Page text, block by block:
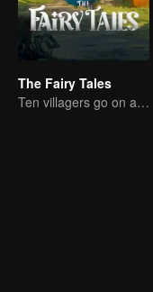
The Fairy Tales
Ten villagers go on a trip to Xingshou Village